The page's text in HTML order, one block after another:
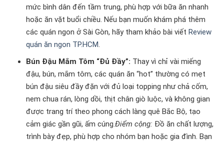
mức bình dân đến tầm trung, phù hợp với bữa ăn nhanh
hoặc ăn vặt buổi chiều. Nếu bạn muốn khám phá thêm
các quán ngon ở Sài Gòn, hãy tham khảo bài viết Review
quán ăn ngon TP.HCM.
Bún Đậu Mắm Tôm “Đủ Đầy”: Thay vì chỉ vài miếng
đậu, bún, mắm tôm, các quán ăn “hot” thường có mẹt
bún đậu siêu đầy đặn với đủ loại topping như chả cốm,
nem chua rán, lòng dồi, thịt chân giò luộc, và không gian
được trang trí theo phong cách làng quê Bắc Bộ, tạo
cảm giác gần gũi, ấm cúng.Điểm cộng: Đồ ăn chất lượng,
trình bày đẹp, phù hợp cho nhóm bạn hoặc gia đình. Bạn